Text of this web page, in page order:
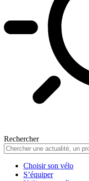
Rechercher
Choisir son vélo
S’équiper